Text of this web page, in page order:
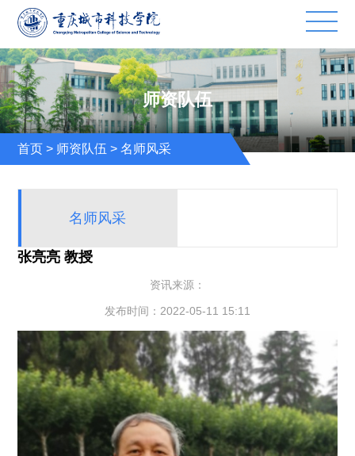
师资队伍
首页 > 师资队伍 >名师风采
名师风采
张亮亮 教授
资讯来源：
发布时间：2022-05-11 15:11